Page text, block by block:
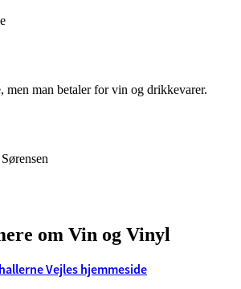
men man betaler for vin og drikkevarer.
om Vin og Vinyl
Vejles hjemmeside